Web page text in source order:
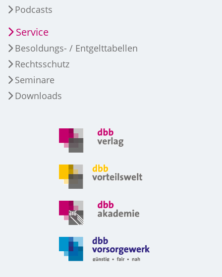
Podcasts
Service
Besoldungs- / Entgelttabellen
Rechtsschutz
Seminare
Downloads